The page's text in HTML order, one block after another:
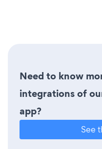
Need to know
integrations of
app?
See